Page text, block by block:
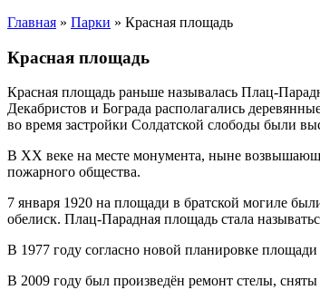
Главная » Парки » Красная площадь
Красная площадь
Красная площадь раньше называлась Плац-
Декабристов и Бограда располагались
во время застройки Солдатской слободы были
В XX веке на месте монумента, ныне
пожарного общества.
7 января 1920 на площади в братской могиле
обелиск. Плац-Парадная площадь стала
В 1977 году согласно новой планировке
В 2009 году был произведён ремонт стелы,